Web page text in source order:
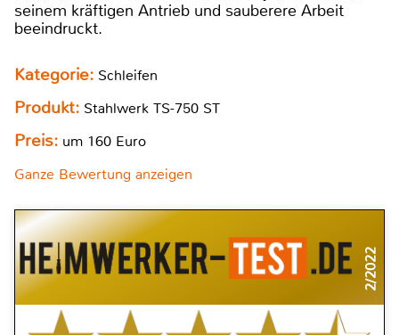
seinem kräftigen Antrieb und sauberere Arbeit
beeindruckt.
Kategorie: Schleifen
Produkt: Stahlwerk TS-750 ST
Preis: um 160 Euro
Ganze Bewertung anzeigen
2/2022